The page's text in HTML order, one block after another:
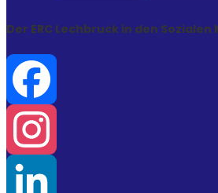
Der ERC Lechbruck in den Sozialen
Facebook
Instagram